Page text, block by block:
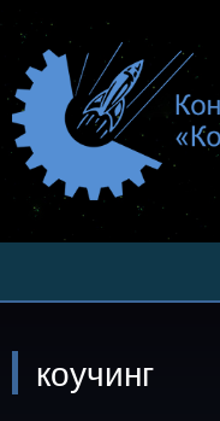
коучинг